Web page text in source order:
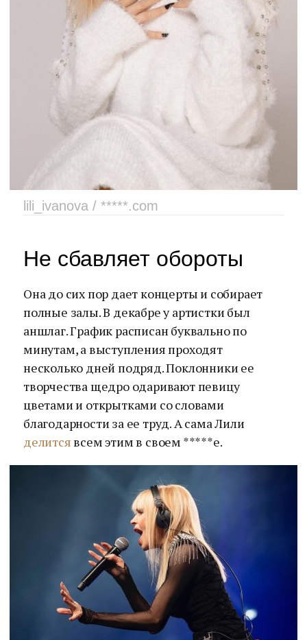
lili_ivanova / *****.com
Не сбавляет обороты
Она до сих пор дает концерты и собирает
полные залы. В декабре у артистки был
аншлаг. График расписан буквально по
минутам, а выступления проходят
несколько дней подряд. Поклонники ее
творчества щедро одаривают певицу
цветами и открытками со словами
благодарности за ее труд. А сама Лили
делится всем этим в своем *****е.